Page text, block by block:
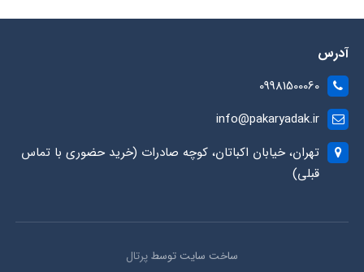
آدرس
09981500060
info@pakaryadak.ir
تهران، خیابان اکباتان، کوچه صادرات (خرید حضوری با تماس
قبلی)
ساخت سایت توسطپرتال